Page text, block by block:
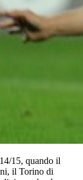
15, quando il
il Torino di